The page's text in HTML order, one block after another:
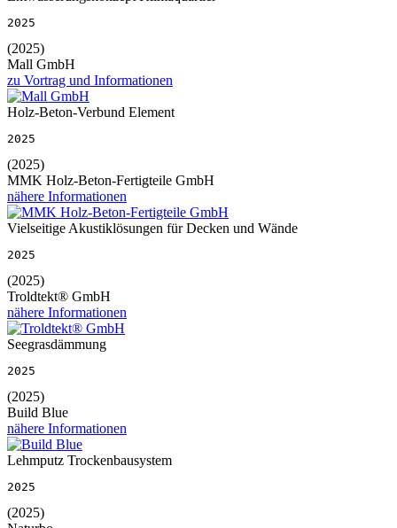
2025
(2025)
Mall GmbH
zu Vortrag und Informationen
Holz-Beton-Verbund Element
2025
(2025)
MMK Holz-Beton-Fertigteile GmbH
nähere Informationen
Vielseitige Akustiklösungen für Decken und Wände
2025
(2025)
Troldtekt® GmbH
nähere Informationen
Seegrasdämmung
2025
(2025)
Build Blue
nähere Informationen
Lehmputz Trockenbausystem
2025
(2025)